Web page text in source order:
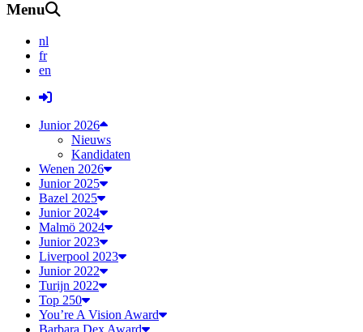
Menu
nl
fr
en
Junior 2026
Nieuws
Kandidaten
Wenen 2026
Junior 2025
Bazel 2025
Junior 2024
Malmö 2024
Junior 2023
Liverpool 2023
Junior 2022
Turijn 2022
Top 250
You’re A Vision Award
Barbara Dex Award